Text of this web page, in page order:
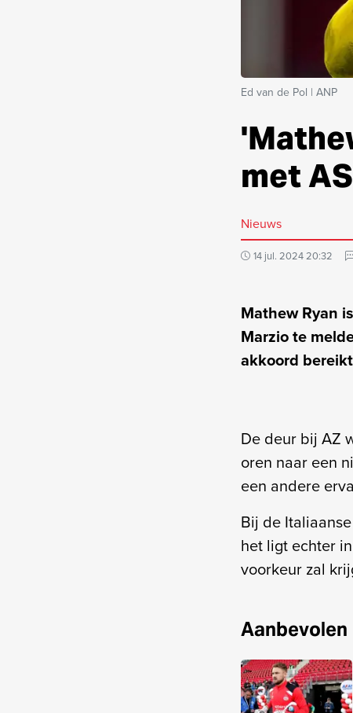
Ed van de Pol | ANP
met
Nieuws
14 jul. 2024 20:32
Mathew Ryan
Marzio te
akkoord
De deur bij AZ
oren naar een
een andere
Bij de
het ligt echter
voorkeur zal
Aanbevolen